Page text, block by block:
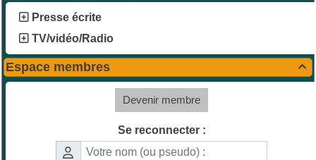
Presse écrite
TV/vidéo/Radio

Espace membres
Devenir membre
Se reconnecter :